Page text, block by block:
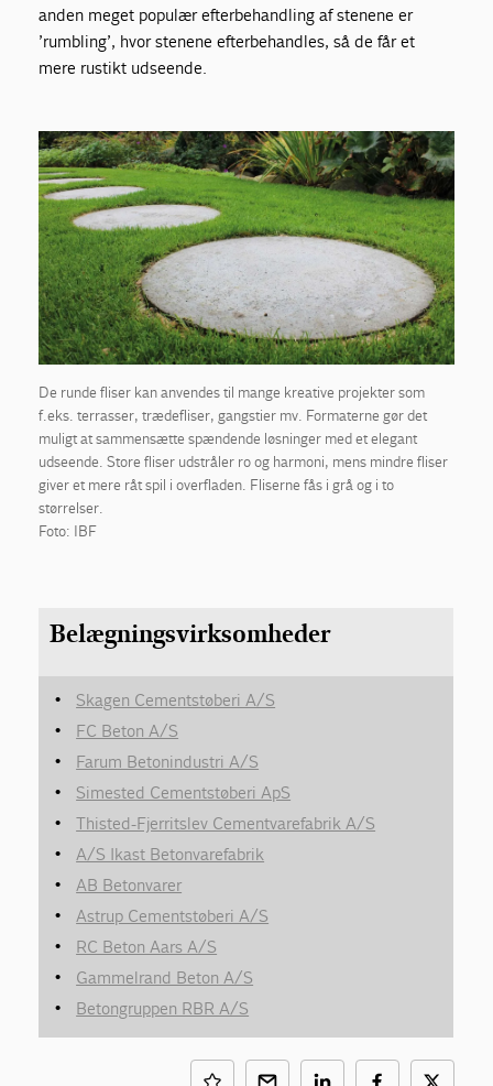
anden meget populær efterbehandling af stenene er
’rumbling’, hvor stenene efterbehandles, så de får et
mere rustikt udseende.
De runde fliser kan anvendes til mange kreative projekter som
f.eks. terrasser, trædefliser, gangstier mv. Formaterne gør det
muligt at sammensætte spændende løsninger med et elegant
udseende. Store fliser udstråler ro og harmoni, mens mindre fliser
giver et mere råt spil i overfladen. Fliserne fås i grå og i to
størrelser.
Foto: IBF
Belægningsvirksomheder
Skagen Cementstøberi A/S
FC Beton A/S
Farum Betonindustri A/S
Simested Cementstøberi ApS
Thisted-Fjerritslev Cementvarefabrik A/S
A/S Ikast Betonvarefabrik
AB Betonvarer
Astrup Cementstøberi A/S
RC Beton Aars A/S
Gammelrand Beton A/S
Betongruppen RBR A/S